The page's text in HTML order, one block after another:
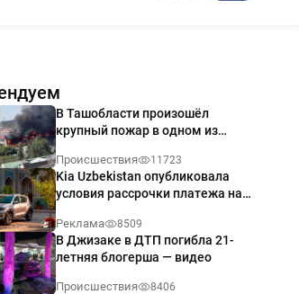
В Ташобласти произошёл
крупный пожар в одном из
Происшествия 11723
Kia Uzbekistan опубликовала
условия рассрочки платежа на
годовых
Реклама 8509
В Джизаке в ДТП погибла 21-
летняя блогерша — видео
Происшествия 8406